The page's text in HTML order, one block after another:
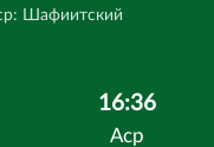
Шафиитский
16:36
Аср